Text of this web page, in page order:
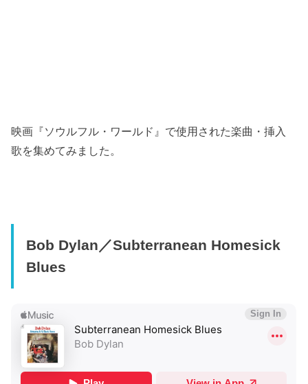
映画『ソウルフル・ワールド』で使用された楽曲・挿入
歌を集めてみました。
Bob Dylan／Subterranean Homesick
Blues